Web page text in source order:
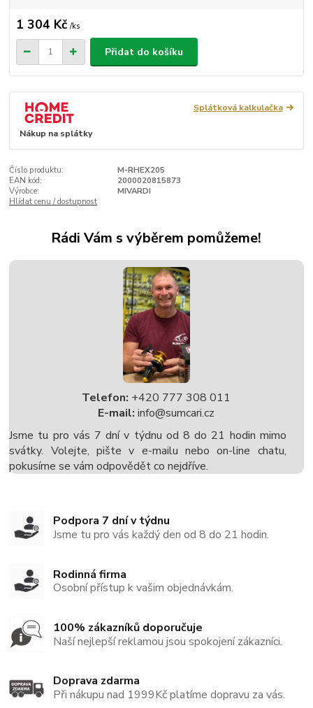
1 304 Kč /ks
Přidat do košíku
Splátková kalkulačka
Nákup na splátky
Číslo produktu:
M-RHEX205
EAN kód:
2000020815873
Výrobce:
MIVARDI
Hlídat cenu / dostupnost
Rádi Vám s výběrem pomůžeme!
Telefon: +420 777 308 011
E-mail: info@sumcari.cz
Jsme tu pro vás 7 dní v týdnu od 8 do 21 hodin mimo
svátky. Volejte, pište v e-mailu nebo on-line chatu,
pokusíme se vám odpovědět co nejdříve.
Podpora 7 dní v týdnu
Jsme tu pro vás každý den od 8 do 21 hodin.
Rodinná firma
Osobní přístup k vašim objednávkám.
100% zákazníků doporučuje
Naší nejlepší reklamou jsou spokojení zákazníci.
Doprava zdarma
Při nákupu nad 1999Kč platíme dopravu za vás.